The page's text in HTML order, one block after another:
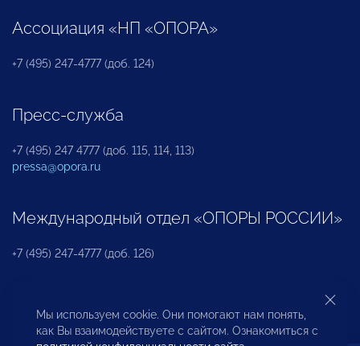
Ассоциация «НП «ОПОРА»
+7 (495) 247-4777 (доб. 124)
Пресс-служба
+7 (495) 247 4777 (доб. 115, 114, 113)
pressa@opora.ru
Международный отдел «ОПОРЫ РОССИИ»
+7 (495) 247-4777 (доб. 126)
Бюро по защите прав предпринимателей и
инвесторов
Мы используем cookie. Они помогают нам понять,
как Вы взаимодействуете с сайтом. Ознакомиться с